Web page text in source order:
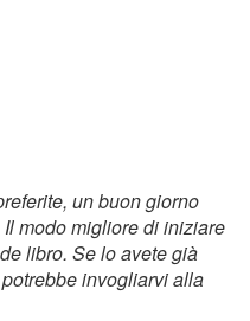
un buon giorno
modo migliore di iniziare
libro. Se lo avete già
invogliarvi alla